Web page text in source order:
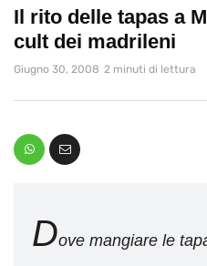
Il rito delle tapas a
cult dei madrileni
Giugno 30, 2008 2 minuti di lettura
Dove mangiare le